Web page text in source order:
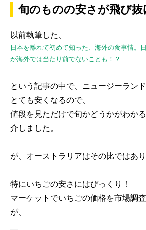
旬のものの安さが飛び抜
以前執筆した、
日本を離れて初めて知った、海外の食事情。
が海外では当たり前でないことも！？
という記事の中で、ニュージーラン
とても安くなるので、
値段を見ただけで旬かどうかがわか
介しました。
が、オーストラリアはその比ではあり
特にいちごの安さにはびっくり！
マーケットでいちごの価格を市場調
が、